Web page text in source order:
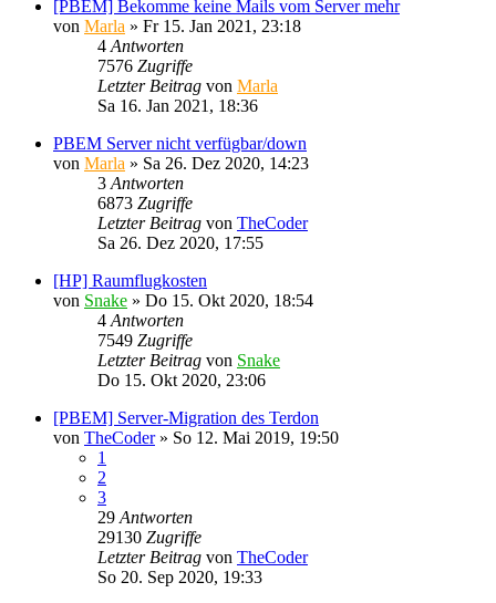
[PBEM] Bekomme keine Mails vom Server mehr
von Marla » Fr 15. Jan 2021, 23:18
4 Antworten
7576 Zugriffe
Letzter Beitrag von Marla
Sa 16. Jan 2021, 18:36
PBEM Server nicht verfügbar/down
von Marla » Sa 26. Dez 2020, 14:23
3 Antworten
6873 Zugriffe
Letzter Beitrag von TheCoder
Sa 26. Dez 2020, 17:55
[HP] Raumflugkosten
von Snake » Do 15. Okt 2020, 18:54
4 Antworten
7549 Zugriffe
Letzter Beitrag von Snake
Do 15. Okt 2020, 23:06
[PBEM] Server-Migration des Terdon
von TheCoder» So 12. Mai 2019, 19:50
1
2
3
29 Antworten
29130 Zugriffe
Letzter Beitrag von TheCoder
So 20. Sep 2020, 19:33